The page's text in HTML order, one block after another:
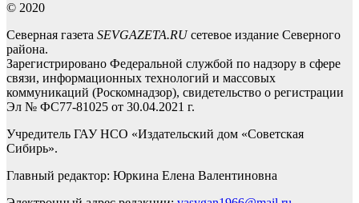
© 2020
Северная газета SEVGAZETA.RUсетевое издание Северного
района.
Зарегистрировано Федеральной службой по надзору в сфере
связи, информационных технологий и массовых
коммуникаций (Роскомнадзор), свидетельство о регистрации
Эл № ФС77-81025 от 30.04.2021 г.
Учредитель ГАУ НСО «Издательский дом «Советская
Сибирь».
Главный редактор: Юркина Елена Валентиновна